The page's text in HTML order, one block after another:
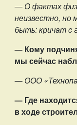
— О фактах
неизвестно, но
быть: кричат с
— Кому
мы сейчас
— ООО
— Где
в ходе